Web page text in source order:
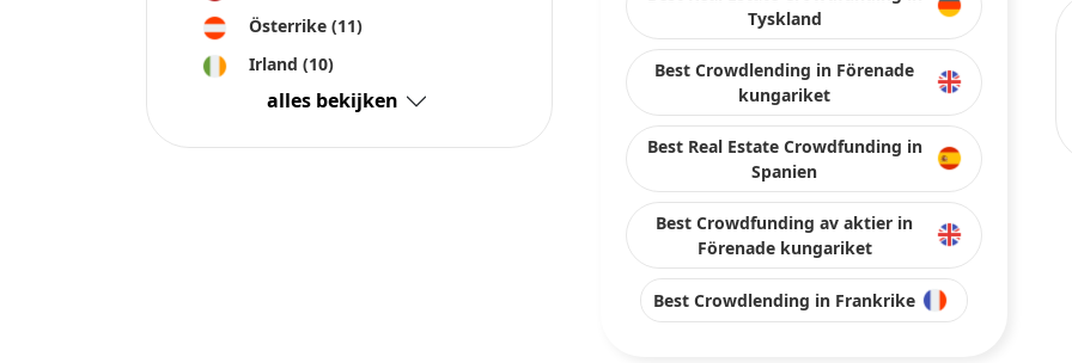
Österrike (11)
Irland (10)
alles bekijken
Tyskland
Best Crowdlending in Förenade
kungariket
Best Real Estate Crowdfunding in
Spanien
Best Crowdfunding av aktier in
Förenade kungariket
Best Crowdlending in Frankrike